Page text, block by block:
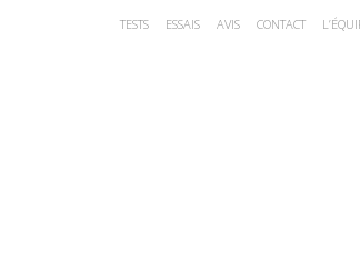
TESTS ESSAIS AVIS CONTACT